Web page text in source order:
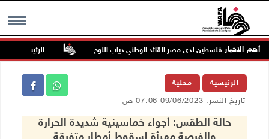
MENU أهم الاخبار
وفاة سفير فلسطين لدى مصر القائد الوطني دياب اللوح الرئيس ينعى
الرئيسية محلية
تاريخ النشر: 09/06/2023 07:06 ص
حالة الطقس: أجواء خماسينية شديدة الحرارة